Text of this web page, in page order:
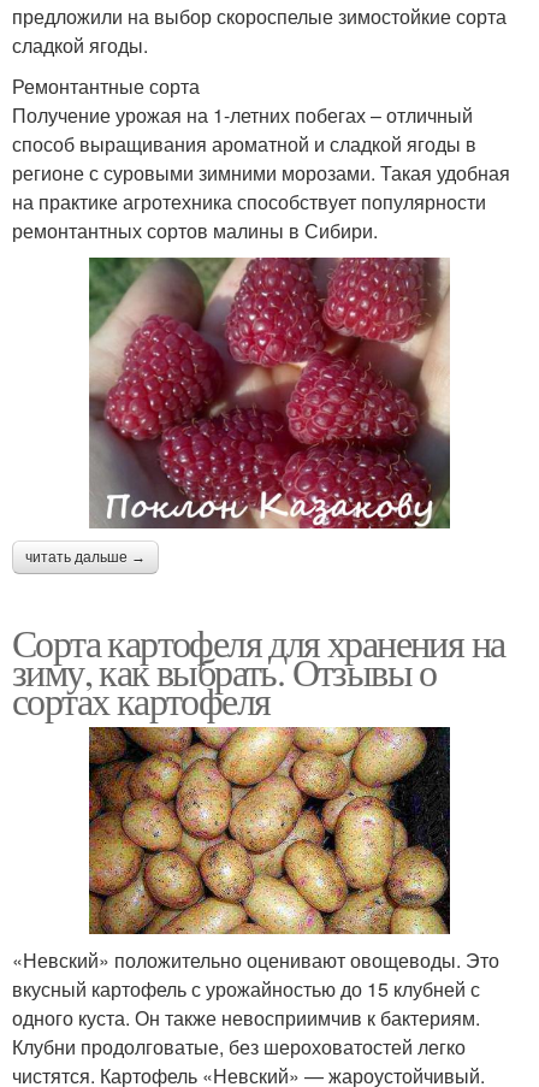
предложили на выбор скороспелые зимостойкие сорта
сладкой ягоды.
Ремонтантные сорта
Получение урожая на 1-летних побегах – отличный
способ выращивания ароматной и сладкой ягоды в
регионе с суровыми зимними морозами. Такая удобная
на практике агротехника способствует популярности
ремонтантных сортов малины в Сибири.
читать дальше →
Сорта картофеля для хранения на
зиму, как выбрать. Отзывы о
сортах картофеля
«Невский» положительно оценивают овощеводы. Это
вкусный картофель с урожайностью до 15 клубней с
одного куста. Он также невосприимчив к бактериям.
Клубни продолговатые, без шероховатостей легко
чистятся. Картофель «Невский» — жароустойчивый.